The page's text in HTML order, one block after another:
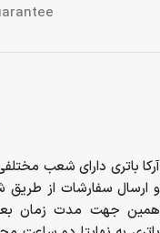
آرکا باتری دارای شعب
و ارسال سفارشات از
همین جهت مدت زمان